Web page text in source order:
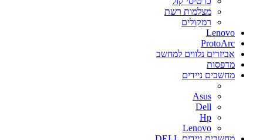
מצלמות רשת
רמקולים
Lenovo
ProtoArc
אביזרים נלווים למחשב
מדפסות
מחשבים ניידים
Asus
Dell
Hp
Lenovo